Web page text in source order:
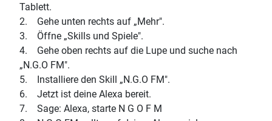
Tablett.
2. Gehe unten rechts auf „Mehr".
3. Öffne „Skills und Spiele".
4. Gehe oben rechts auf die Lupe und suche nach
„N.G.O FM".
5. Installiere den Skill „N.G.O FM".
6. Jetzt ist deine Alexa bereit.
7. Sage: Alexa, starte N G O F M